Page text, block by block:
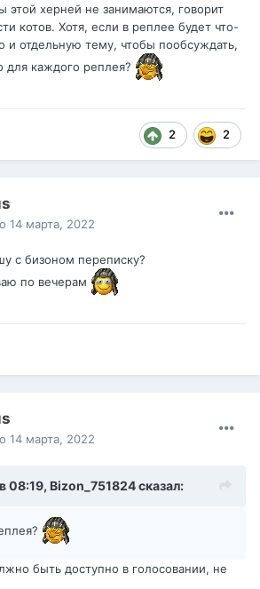
этой херней не занимаются, говорит
котов. Хотя, если в реплее будет что-
отдельную тему, чтобы пообсуждать,
для каждого реплея?
2 2
14 марта, 2022
с бизоном переписку?
по вечерам
14 марта, 2022
08:19, Bizon_751824сказал:
быть доступно в голосовании, не